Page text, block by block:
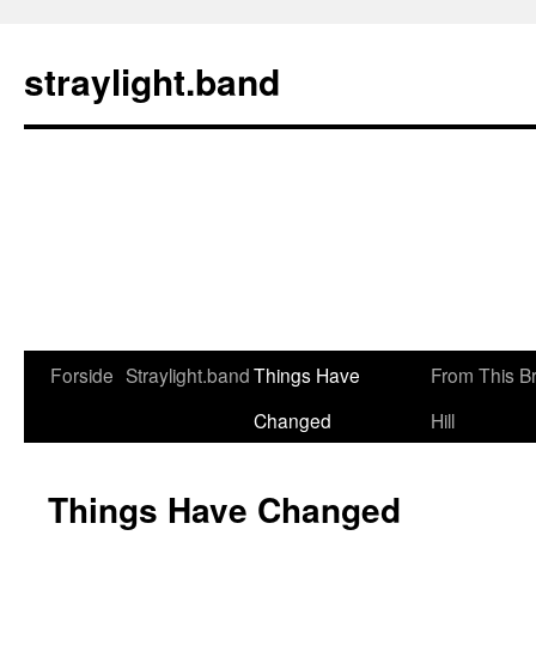
indhold
straylight.band
Forside Straylight.bandThings Have
Changed
From This
Hill
Things Have Changed